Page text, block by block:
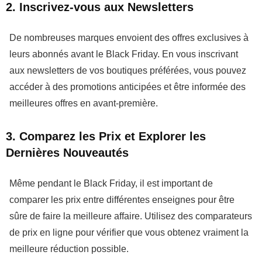
2. Inscrivez-vous aux Newsletters
De nombreuses marques envoient des offres exclusives à
leurs abonnés avant le Black Friday. En vous inscrivant
aux newsletters de vos boutiques préférées, vous pouvez
accéder à des promotions anticipées et être informée des
meilleures offres en avant-première.
3. Comparez les Prix et Explorer les
Dernières Nouveautés
Même pendant le Black Friday, il est important de
comparer les prix entre différentes enseignes pour être
sûre de faire la meilleure affaire. Utilisez des comparateurs
de prix en ligne pour vérifier que vous obtenez vraiment la
meilleure réduction possible.